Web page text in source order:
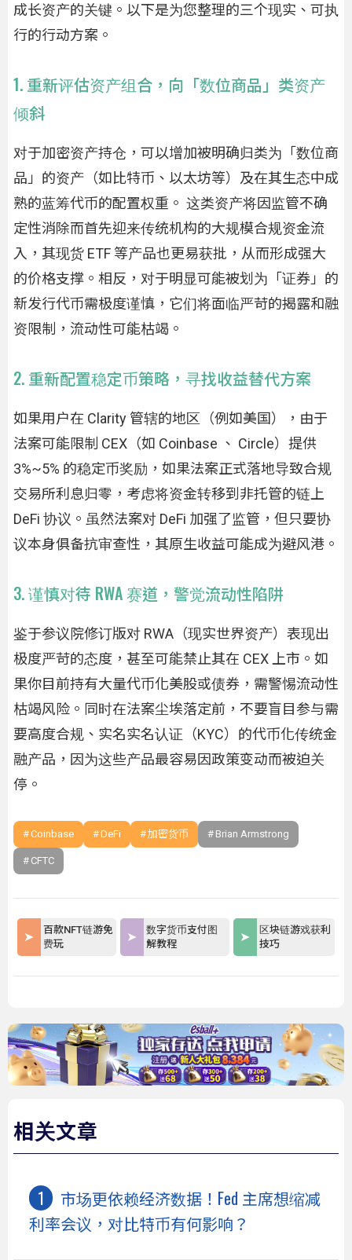
成长资产的关键。以下是为您整理的三个现实、可执
行的行动方案。
1. 重新评估资产组合，向「数位商品」类资产
倾斜
对于加密资产持仓，可以增加被明确归类为「数位商
品」的资产（如比特币、以太坊等）及在其生态中成
熟的蓝筹代币的配置权重。 这类资产将因监管不确
定性消除而首先迎来传统机构的大规模合规资金流
入，其现货 ETF 等产品也更易获批，从而形成强大
的价格支撑。相反，对于明显可能被划为「证券」的
新发行代币需极度谨慎，它们将面临严苛的揭露和融
资限制，流动性可能枯竭。
2. 重新配置稳定币策略，寻找收益替代方案
如果用户在 Clarity 管辖的地区（例如美国），由于
法案可能限制 CEX（如 Coinbase 、 Circle）提供
3%~5% 的稳定币奖励，如果法案正式落地导致合规
交易所利息归零，考虑将资金转移到非托管的链上
DeFi 协议。虽然法案对 DeFi 加强了监管，但只要协
议本身俱备抗审查性，其原生收益可能成为避风港。
3. 谨慎对待 RWA 赛道，警觉流动性陷阱
鉴于参议院修订版对 RWA（现实世界资产）表现出
极度严苛的态度，甚至可能禁止其在 CEX 上市。如
果你目前持有大量代币化美股或债券，需警惕流动性
枯竭风险。同时在法案尘埃落定前，不要盲目参与需
要高度合规、实名实名认证（KYC）的代币化传统金
融产品，因为这些产品最容易因政策变动而被迫关
停。
Coinbase DeFi 加密货币 Brian Armstrong
CFTC
百款NFT链游免
费玩
数字货币支付图
解教程
区块链游戏获利
技巧
相关文章
市场更依赖经济数据！Fed 主席想缩减
利率会议，对比特币有何影响？